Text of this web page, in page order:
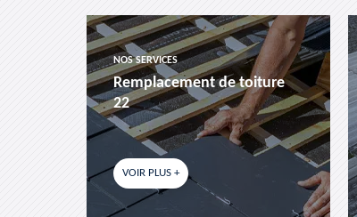
NOS SERVICES
Remplacement de toiture
22
VOIR PLUS +